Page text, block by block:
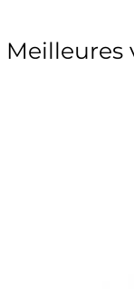
Meilleures